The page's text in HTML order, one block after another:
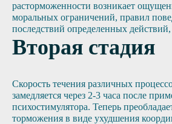
расторможенности возникает
моральных ограничений, правил
последствий определенных
Вторая стадия
Скорость течения различных
замедляется через 2-3 часа после
психостимулятора. Теперь
торможения в виде ухудшения